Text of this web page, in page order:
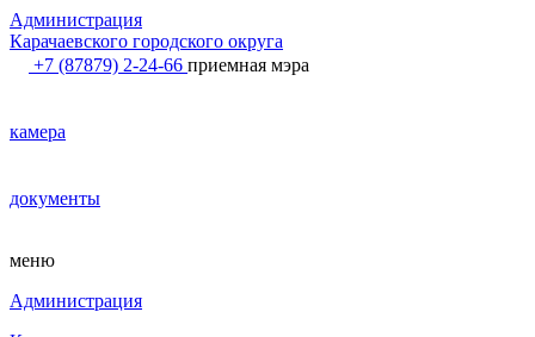
Администрация
Карачаевского городского округа
+7 (87879) 2-24-66 приемная мэра
камера
документы
меню
Администрация